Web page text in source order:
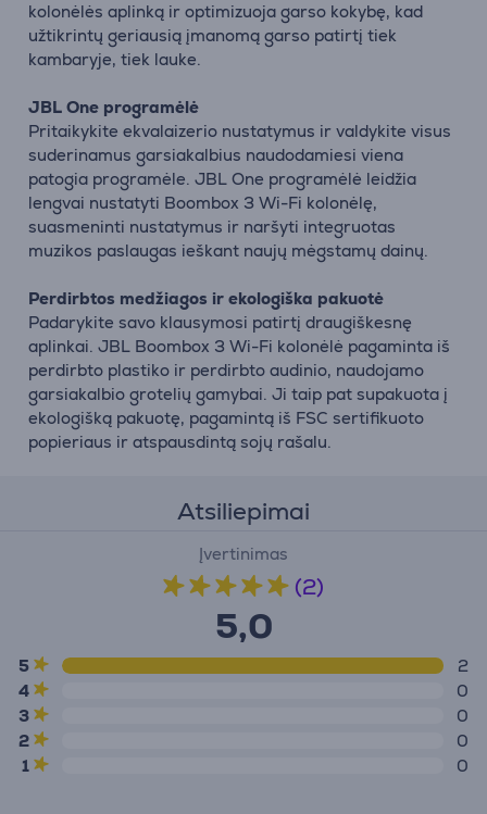
kolonėlės aplinką ir optimizuoja garso kokybę, kad
užtikrintų geriausią įmanomą garso patirtį tiek
kambaryje, tiek lauke.
JBL One programėlė
Pritaikykite ekvalaizerio nustatymus ir valdykite visus
suderinamus garsiakalbius naudodamiesi viena
patogia programėle. JBL One programėlė leidžia
lengvai nustatyti Boombox 3 Wi-Fi kolonėlę,
suasmeninti nustatymus ir naršyti integruotas
muzikos paslaugas ieškant naujų mėgstamų dainų.
Perdirbtos medžiagos ir ekologiška pakuotė
Padarykite savo klausymosi patirtį draugiškesnę
aplinkai. JBL Boombox 3 Wi-Fi kolonėlė pagaminta iš
perdirbto plastiko ir perdirbto audinio, naudojamo
garsiakalbio grotelių gamybai. Ji taip pat supakuota į
ekologišką pakuotę, pagamintą iš FSC sertifikuoto
popieriaus ir atspausdintą sojų rašalu.
Atsiliepimai
Įvertinimas
(2)
5,0
5
2
4
0
3
0
2
0
1
0